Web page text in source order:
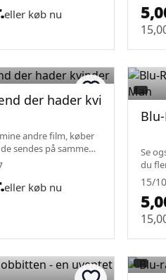
eller køb nu
der hader kvinder
andre film, køber
sendes på samme
eller køb nu
Se
du
fragt.
15/